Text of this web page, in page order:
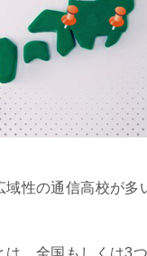
性の通信高校が多